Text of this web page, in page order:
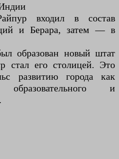
входил в состав
и Берара, затем — в
образован новый штат
стал его столицей. Это
развитию города как
образовательного и